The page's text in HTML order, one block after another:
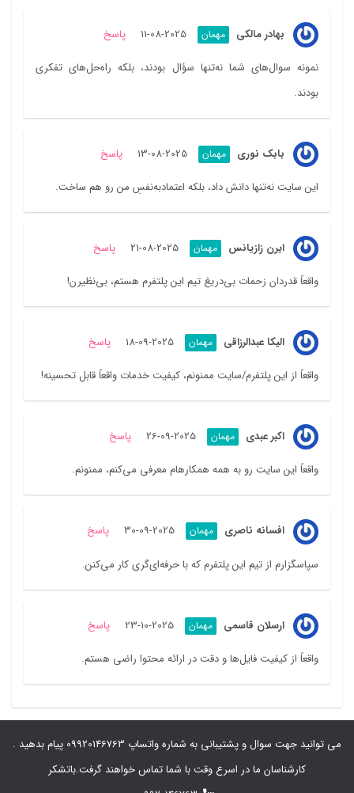
بهادر مالکی مهمان 2025-08-11 پاسخ
نمونه سوال‌های شما نه‌تنها سؤال بودند، بلکه راه‌حل‌های تفکری
بودند.
بابک نوری مهمان 2025-08-13 پاسخ
این سایت نه‌تنها دانش داد، بلکه اعتمادبه‌نفسِ من رو هم ساخت.
ایرن زازیانس مهمان 2025-08-21 پاسخ
واقعاً قدردان زحمات بی‌دریغ تیم این پلتفرم هستم، بی‌نظیرن!
الیکا عبدالرزاقی مهمان 2025-09-18 پاسخ
واقعاً از این پلتفرم/سایت ممنونم، کیفیت خدمات واقعاً قابل تحسینه!
اکبر عبدی مهمان 2025-09-26 پاسخ
واقعاً این سایت رو به همه همکارهام معرفی می‌کنم، ممنونم.
افسانه ناصری مهمان 2025-09-30 پاسخ
سپاسگزارم از تیم این پلتفرم که با حرفه‌ای‌گری کار می‌کنن.
ارسلان قاسمی مهمان 2025-10-23 پاسخ
واقعاً از کیفیت فایل‌ها و دقت در ارائه محتوا راضی هستم.
می توانید جهت سوال و پشتیبانی به شماره واتساپ 09920146763 پیام بدهید .
کارشناسان ما در اسرع وقت با شما تماس خواهند گرفت.باتشکر